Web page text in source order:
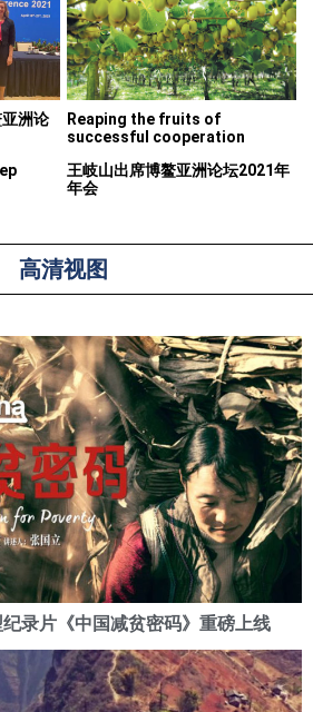
洲论
Reaping the fruits of
successful cooperation
王岐山出席博鳌亚洲论坛2021年
年会
高清视图
录片《中国减贫密码》重磅上线